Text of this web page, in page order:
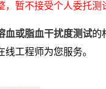
，暂不接受个人委托测
血或脂血干扰度测试的
工程师为您服务。